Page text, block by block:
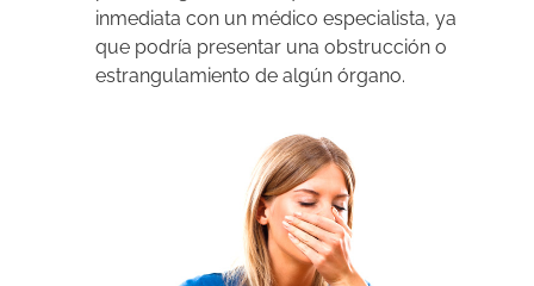
inmediata con un médico especialista, ya
que podría presentar una obstrucción o
estrangulamiento de algún órgano.